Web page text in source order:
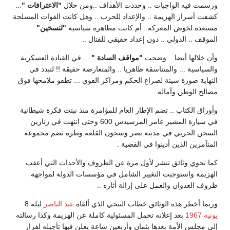
ورسمت فيه الواجبات .. وحددت الأهداف ..ومن خلال "الاعترافات "
كشفت أسرار الهزيمة .. والإعداد للحرب .. وهل كانت القوات المسلحة
مستعدة لخوض المعركة.. أم كانت مظاهرة سياسية "لتسخين"
الموقف .. الدولي .. دون إعداد حقيقي للقتال ..
وأن خلالها أيضا .. وضحت "مواقف السادة " ... في القيادة العسكرية
والسياسية ... والمتناسقة ظاهريا .. والمتعارضة حقيقة !! لتبدد في
النهاية صورة سيئة لصراع الحكم ومراكز القوي ... تطفو ملامحها فوق
مصالح الوطن وآماله .
وأوراق الكتاب .. تضم الإطار العام للمؤامرة منذ نبتت فكرة شيطانية
في سيارة المشير عامر المرسيدس 600 وحتى انتهت في زنازين
السجن الحربي في مدينة نصر وسجون القلعة وطرة تضم مجموعة
المتآمرين الذين أدينوا في القضية .
كما تحوي وثائق تنشر لأول مرة عن الظروف والأحداث التي أعقب
الهزيمة واستوجبت التغيير الشامل في مؤسسات الدولة لمواجهة
ظروف العدوان والعمل على إزالة أثاره ..
وربما أخطر هذه الوثائق خطاب التنحي الذي ألقاه عبد الناصر ليلة 8
يونيه 1967 بعد إعلانه تحمل المسئولية كاملة عن الهزيمة وكذا رسالته
إلى مجلس الأمة بعدها بثمان وأربعين ساعة يعلن فيها تأجيله لقرار